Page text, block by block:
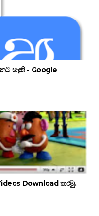
හැකි - Google
Download කරමු.